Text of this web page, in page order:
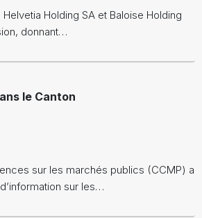
Holding SA et Baloise Holding
donnant…
le Canton
sur les marchés publics (CCMP) a
sur les…